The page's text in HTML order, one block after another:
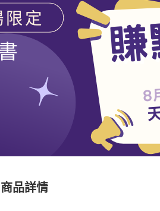
商品詳情